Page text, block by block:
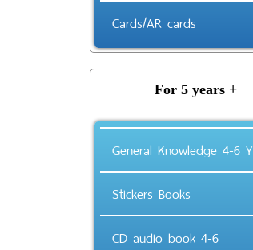
Cards/AR cards
For 5 years +
General Knowledge 4-6 Y
Stickers Books
CD audio book 4-6